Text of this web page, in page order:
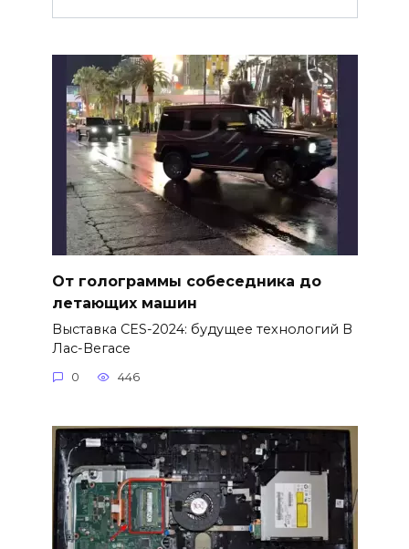
От голограммы собеседника до
летающих машин
Выставка CES-2024: будущее технологий В
Лас-Вегасе
0 446